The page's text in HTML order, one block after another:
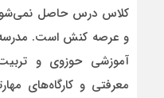
کلاس درس حاصل
و عرصه کنش است. مدرسه
آموزشی حوزوی و
معرفتی و کارگاه‌های